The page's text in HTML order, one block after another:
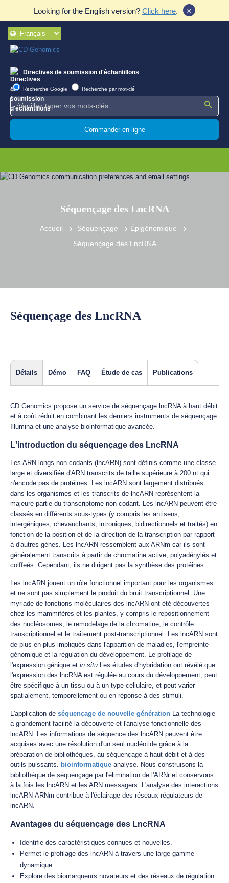
Looking for the English version? Click here. ×
Directives de soumission d'échantillons
Recherche Google Recherche par mot-clé
Commander en ligne
Séquençage des LncRNA
Accueil Séquençage
Épigénomique
Séquençage des LncRNA
Séquençage des LncRNA
Détails Démo FAQ Étude de cas Publications
CD Genomics propose un service de séquençage lncRNA à haut débit
et à coût réduit en combinant les derniers instruments de séquençage
Illumina et une analyse bioinformatique avancée.
L'introduction du séquençage des LncRNA
Les ARN longs non codants (lncARN) sont définis comme une classe
large et diversifiée d'ARN transcrits de taille supérieure à 200 nt qui
n'encode pas de protéines. Les lncARN sont largement distribués
dans les organismes et les transcrits de lncARN représentent la
majeure partie du transcriptome non codant. Les lncARN peuvent être
classés en différents sous-types (y compris les antisens,
intergéniques, chevauchants, introniques, bidirectionnels et traités) en
fonction de la position et de la direction de la transcription par rapport
à d'autres gènes. Les lncARN ressemblent aux ARNm car ils sont
généralement transcrits à partir de chromatine active, polyadénylés et
coiffeés. Cependant, ils ne dirigent pas la synthèse des protéines.
Les lncARN jouent un rôle fonctionnel important pour les organismes
et ne sont pas simplement le produit du bruit transcriptionnel. Une
myriade de fonctions moléculaires des lncARN ont été découvertes
chez les mammifères et les plantes, y compris le repositionnement
des nucléosomes, le remodelage de la chromatine, le contrôle
transcriptionnel et le traitement post-transcriptionnel. Les lncARN sont
de plus en plus impliqués dans l'apparition de maladies, l'empreinte
génomique et la régulation du développement. Le profilage de
l'expression génique et in situ Les études d'hybridation ont révélé que
l'expression des lncRNA est régulée au cours du développement, peut
être spécifique à un tissu ou à un type cellulaire, et peut varier
spatialement, temporellement ou en réponse à des stimuli.
L'application de séquençage de nouvelle génération La technologie
a grandement facilité la découverte et l'analyse fonctionnelle des
lncARN. Les informations de séquence des lncARN peuvent être
acquises avec une résolution d'un seul nucléotide grâce à la
préparation de bibliothèques, au séquençage à haut débit et à des
outils puissants. bioinformatique analyse. Nous construisons la
bibliothèque de séquençage par l'élimination de l'ARNr et conservons
à la fois les lncARN et les ARN messagers. L'analyse des interactions
lncARN-ARNm contribue à l'éclairage des réseaux régulateurs de
lncARN.
Avantages du séquençage des LncRNA
Identifie des caractéristiques connues et nouvelles.
Permet le profilage des lncARN à travers une large gamme
dynamique.
Explore des biomarqueurs novateurs et des réseaux de régulation